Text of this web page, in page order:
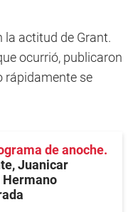
la actitud de Grant.
ocurrió, publicaron
rápidamente se
de anoche
Juanicar
Hermano